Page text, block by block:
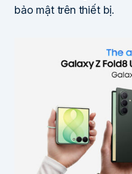
bảo mật trên thiết bị.